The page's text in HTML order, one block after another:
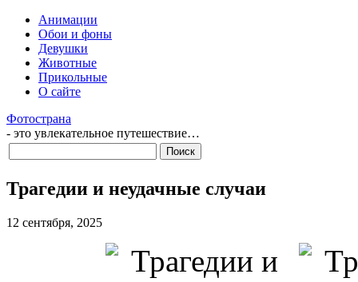
Анимации
Обои и фоны
Девушки
Животные
Прикольные
О сайте
Фотострана
- это увлекательное путешествие…
Трагедии и неудачные случаи
12 сентября, 2025